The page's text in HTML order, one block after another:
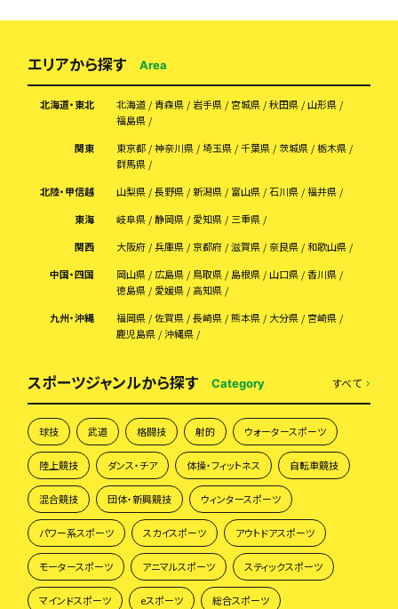
エリアから探す Area
北海道・東北 北海道 青森県 岩手県 宮城県 秋田県
山形県
福島県
関東
東京都 神奈川県 埼玉県 千葉県 茨城県
栃木県
群馬県
北陸・甲信越
山梨県 長野県 新潟県 富山県 石川県
福井県
東海
岐阜県 静岡県 愛知県
三重県
関西
大阪府 兵庫県 京都府 滋賀県 奈良県
和歌山県
中国・四国
岡山県 広島県 鳥取県 島根県 山口県
香川県
徳島県
愛媛県
高知県
九州・沖縄
福岡県 佐賀県 長崎県 熊本県 大分県
宮崎県
鹿児島県
沖縄県
スポーツジャンルから探す Category すべて
球技 武道 格闘技 射的 ウォータースポーツ
陸上競技 ダンス・チア 体操・フィットネス 自転車競技
混合競技 団体・新興競技 ウィンタースポーツ
パワー系スポーツ スカイスポーツ アウトドアスポーツ
モータースポーツ アニマルスポーツ スティックスポーツ
マインドスポーツ eスポーツ 総合スポーツ